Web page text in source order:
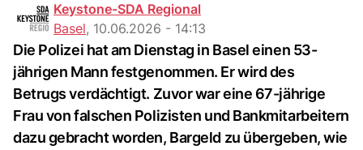
Keystone-SDA Regional
Basel, 10.06.2026 - 14:13
Die Polizei hat am Dienstag in Basel einen 53-
jährigen Mann festgenommen. Er wird des
Betrugs verdächtigt. Zuvor war eine 67-jährige
Frau von falschen Polizisten und Bankmitarbeitern
dazu gebracht worden, Bargeld zu übergeben, wie